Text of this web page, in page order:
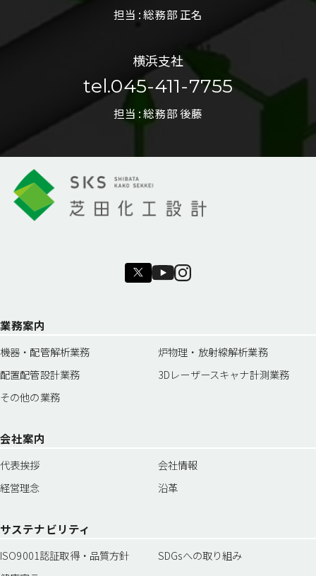
担当 : 総務部 正名
横浜支社
tel.045-411-7755
担当 : 総務部 後藤
業務案内
機器・配管解析業務
炉物理・放射線解析業務
配置配管設計業務
3Dレーザースキャナ計測業務
その他の業務
会社案内
代表挨拶
会社情報
経営理念
沿革
サステナビリティ
ISO9001認証取得・品質方針
SDGsへの取り組み